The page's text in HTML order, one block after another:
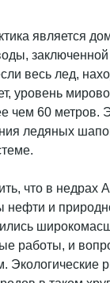
является
весь лед,
уровень
чем 60 метров.
ледяных
что в недрах
нефти и
работы, и
Экологические